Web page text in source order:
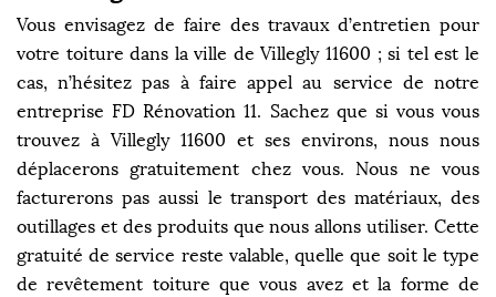
Vous envisagez de faire des travaux d’entretien pour
votre toiture dans la ville de Villegly 11600 ; si tel est le
cas, n’hésitez pas à faire appel au service de notre
entreprise FD Rénovation 11. Sachez que si vous vous
trouvez à Villegly 11600 et ses environs, nous nous
déplacerons gratuitement chez vous. Nous ne vous
facturerons pas aussi le transport des matériaux, des
outillages et des produits que nous allons utiliser. Cette
gratuité de service reste valable, quelle que soit le type
de revêtement toiture que vous avez et la forme de